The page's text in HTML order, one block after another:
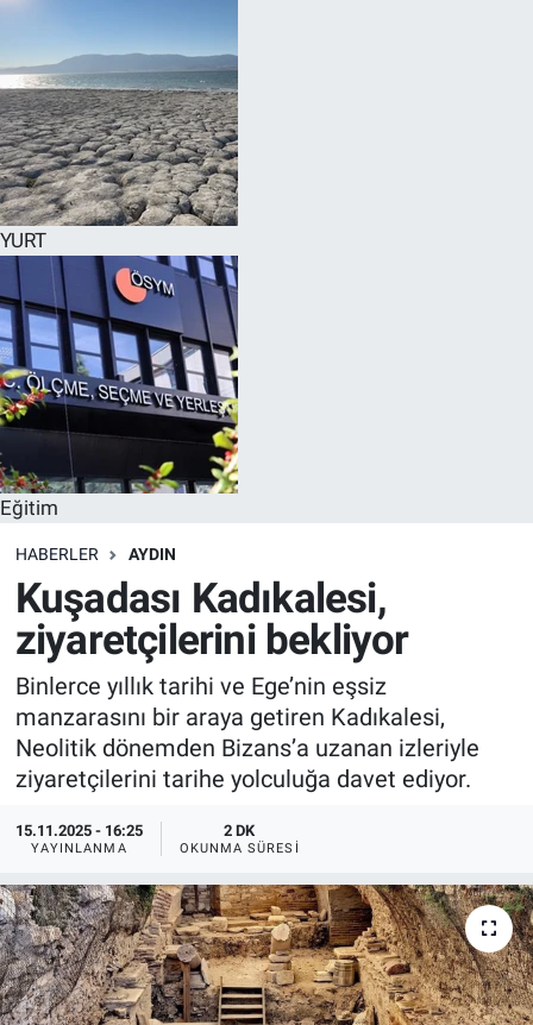
YURT
Eğitim
HABERLER AYDIN
Kuşadası Kadıkalesi,
ziyaretçilerini bekliyor
Binlerce yıllık tarihi ve Ege’nin eşsiz
manzarasını bir araya getiren Kadıkalesi,
Neolitik dönemden Bizans’a uzanan izleriyle
ziyaretçilerini tarihe yolculuğa davet ediyor.
15.11.2025 - 16:25
YAYINLANMA
2 DK
OKUNMA SÜRESI